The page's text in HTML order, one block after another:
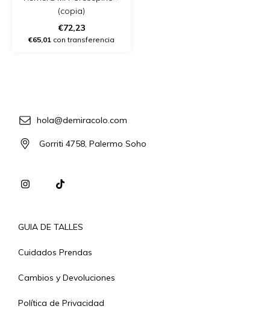
(copia)
€72,23
€65,01 con transferencia
hola@demiracolo.com
Gorriti 4758, Palermo Soho
GUIA DE TALLES
Cuidados Prendas
Cambios y Devoluciones
Política de Privacidad